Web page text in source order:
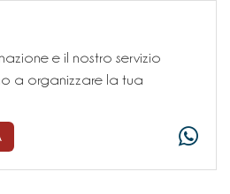
e il nostro servizio
a organizzare la tua